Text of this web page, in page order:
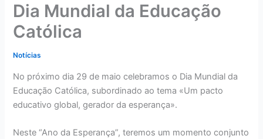
Dia Mundial da Educação
Católica
Notícias
No próximo dia 29 de maio celebramos o Dia Mundial da
Educação Católica, subordinado ao tema «Um pacto
educativo global, gerador da esperança».
Neste “Ano da Esperança”, teremos um momento conjunto